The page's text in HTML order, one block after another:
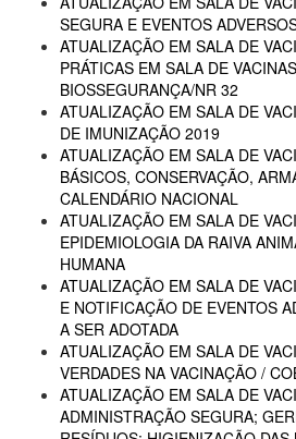
SEGURA E EVENTOS
ATUALIZAÇÃO EM SALA DE
PRÁTICAS EM SALA DE
BIOSSEGURANÇA/NR 32
ATUALIZAÇÃO EM SALA DE
DE IMUNIZAÇÃO 2019
ATUALIZAÇÃO EM SALA DE
BÁSICOS, CONSERVAÇÃO,
CALENDÁRIO NACIONAL
ATUALIZAÇÃO EM SALA DE
EPIDEMIOLOGIA DA RAIVA
HUMANA
ATUALIZAÇÃO EM SALA DE
E NOTIFICAÇÃO DE EVENTOS
A SER ADOTADA
ATUALIZAÇÃO EM SALA DE
VERDADES NA VACINAÇÃO /
ATUALIZAÇÃO EM SALA DE
ADMINISTRAÇÃO SEGURA;